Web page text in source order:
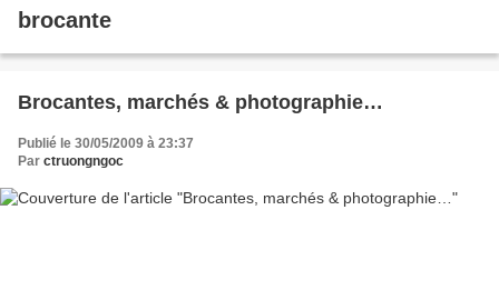
brocante
Brocantes, marchés & photographie…
Publié le 30/05/2009 à 23:37
Par ctruongngoc